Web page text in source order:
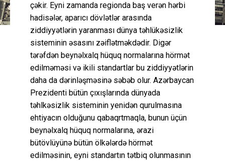
çəkir. Eyni zamanda regionda baş verən hərbi
hadisələr, aparıcı dövlətlər arasında
ziddiyyətlərin yaranması dünya təhlükəsizlik
sisteminin əsasını zəiflətməkdədir. Digər
tərəfdən beynəlxalq hüquq normalarına hörmət
edilməməsi və ikili standartlar bu ziddiyyətlərin
daha da dərinləşməsinə səbəb olur. Azərbaycan
Prezidenti bütün çıxışlarında dünyada
təhlkəsizlik sisteminin yenidən qurulmasına
ehtiyacın olduğunu qabaqrtmaqla, bunun üçün
beynəlxalq hüquq normalarına, ərazi
bütövlüyünə bütün ölkələrdə hörmət
edilməsinin, eyni standartın tətbiq olunmasının